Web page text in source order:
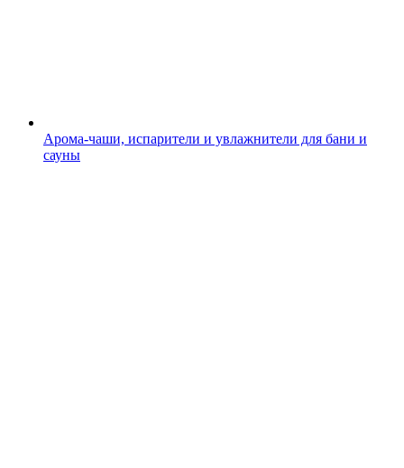
Арома-чаши, испарители и увлажнители для бани и
сауны